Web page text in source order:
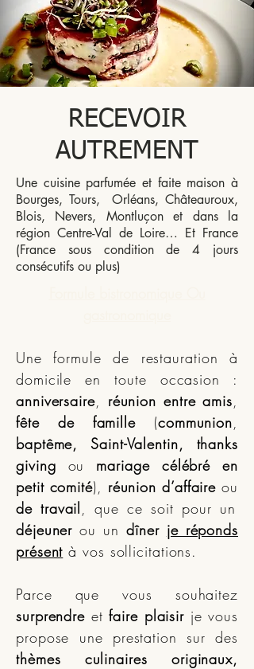
RECEVOIR
AUTREMENT
Une cuisine parfumée et faite maison à
Bourges, Tours, Orléans, Châteauroux,
Blois, Nevers, Montluçon et dans la
région Centre-Val de Loire… Et France
(France sous condition de 4 jours
consécutifs ou plus)
Une formule de restauration à
domicile en toute occasion :
anniversaire, réunion entre amis,
fête de famille(communion,
baptême, Saint-Valentin, thanks
giving ou mariage célébré en
petit comité), réunion d’affaireou
de travail, que ce soit pour un
déjeunerou undîner je réponds
présent à vos sollicitations.
Parce que vous souhaitez
surprendre etfaire plaisir je vous
propose une prestation sur des
thèmes culinaires originaux,